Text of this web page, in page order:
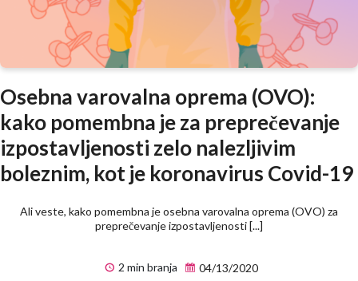
Osebna varovalna oprema (OVO):
kako pomembna je za preprečevanje
izpostavljenosti zelo nalezljivim
boleznim, kot je koronavirus Covid-19
Ali veste, kako pomembna je osebna varovalna oprema (OVO) za
preprečevanje izpostavljenosti [...]
2 min branja 04/13/2020